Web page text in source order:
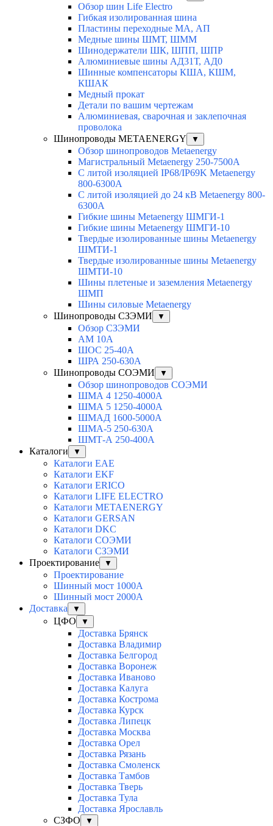
Обзор шин Life Electro
Гибкая изолированная шина
Пластины переходные МА, АП
Медные шины ШМТ, ШММ
Шинодержатели ШК, ШПП, ШПР
Алюминиевые шины АД31Т, АД0
Шинные компенсаторы КША, КШМ,
КШАК
Медный прокат
Детали по вашим чертежам
Алюминиевая, cварочная и заклепочная
проволока
Шинопроводы METAENERGY
▼
Обзор шинопроводов Metaenergy
Магистральный Metaenergy 250-7500A
С литой изоляцией IP68/IP69K Metaenergy
800-6300A
С литой изоляцией до 24 кВ Metaenergy 800-
6300A
Гибкие шины Metaenergy ШМГИ-1
Гибкие шины Metaenergy ШМГИ-10
Твердые изолированные шины Metaenergy
ШМТИ-1
Твердые изолированные шины Metaenergy
ШМТИ-10
Шины плетеные и заземления Metaenergy
ШМП
Шины силовые Metaenergy
Шинопроводы СЗЭМИ
▼
Обзор СЗЭМИ
АМ 10А
ШОС 25-40А
ШРА 250-630А
Шинопроводы СОЭМИ
▼
Обзор шинопроводов СОЭМИ
ШМА 4 1250-4000А
ШМА 5 1250-4000А
ШМАД 1600-5000А
ШМА-5 250-630А
ШМТ-А 250-400А
Каталоги
▼
Каталоги EAE
Каталоги EKF
Каталоги ERICO
Каталоги LIFE ELECTRO
Каталоги METAENERGY
Каталоги GERSAN
Каталоги DKC
Каталоги СОЭМИ
Каталоги СЗЭМИ
Проектирование
▼
Проектирование
Шинный мост 1000А
Шинный мост 2000А
Доставка
▼
ЦФО ▼
Доставка Брянск
Доставка Владимир
Доставка Белгород
Доставка Воронеж
Доставка Иваново
Доставка Калуга
Доставка Кострома
Доставка Курск
Доставка Липецк
Доставка Москва
Доставка Орел
Доставка Рязань
Доставка Смоленск
Доставка Тамбов
Доставка Тверь
Доставка Тула
Доставка Ярославль
СЗФО
▼